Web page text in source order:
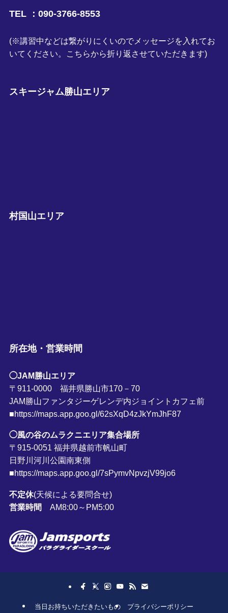
TEL ：090-3766-8553
(※講習中などは繋がりにくいのでメッセージを入れてお
いてください。こちらから折り返させていただきます)
スキージャム勝山エリア
村国山エリア
所在地・営業時間
◯JAM勝山エリア
〒911-0000 福井県勝山市170－70
JAM勝山ファンタジーゲレンデ内ジョイントカフェ前
■https://maps.app.goo.gl/62sXqD4zJkYmJhF87
◯風の谷のムラクニエリア集合場所
〒915-0051 福井県越前市帆山町
日野川河川公園南東側
■https://maps.app.goo.gl/7sPymvNpvzjV99jo6
不定休(天候による要問合せ)
営業時間
AM8:00～PM5:00
当日お持ちいただきたいもの プライバシーポリシー